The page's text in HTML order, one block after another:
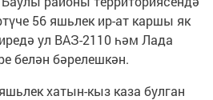
56 яшьлек ир-ат каршы як
ул ВАЗ-2110 һәм Лада
белән бәрелешкән.
хатын-кыз каза булган